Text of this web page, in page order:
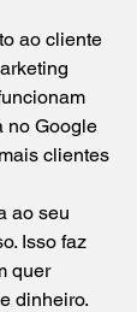
ao cliente
no Google
clientes
ao seu
Isso faz
quer
dinheiro.